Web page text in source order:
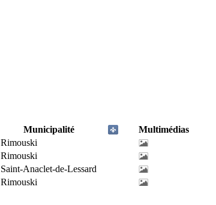
Municipalité
Multimédias
Rimouski
Rimouski
Saint-Anaclet-de-Lessard
Rimouski